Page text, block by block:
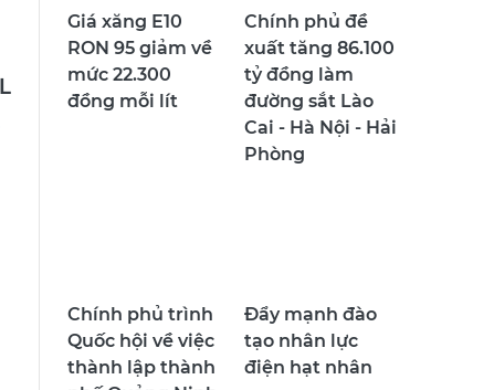
Giá xăng E10
RON 95 giảm về
mức 22.300
đồng mỗi lít
Chính phủ đề
xuất tăng 86.100
tỷ đồng làm
đường sắt Lào
Cai - Hà Nội - Hải
Phòng
Chính phủ trình
Quốc hội về việc
thành lập thành
Đẩy mạnh đào
tạo nhân lực
điện hạt nhân